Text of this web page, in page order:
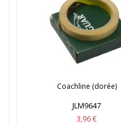
Coachline (dorée)
JLM9647
3,96 €